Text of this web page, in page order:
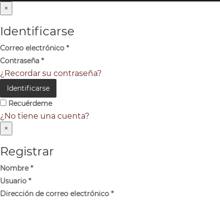
×
Identificarse
Correo electrónico *
Contraseña *
¿Recordar su contraseña?
Identificarse
Recuérdeme
¿No tiene una cuenta?
×
Registrar
Nombre*
Usuario *
Dirección de correo electrónico *